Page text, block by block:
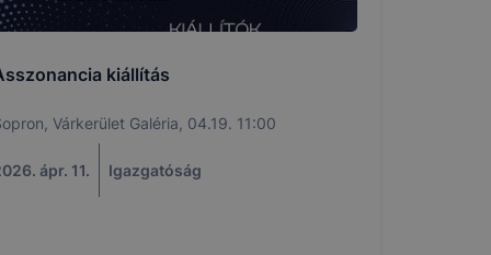
kiállítás
Várkerület Galéria, 04.19. 11:00
ápr. 11. Igazgatóság
és
honlap a